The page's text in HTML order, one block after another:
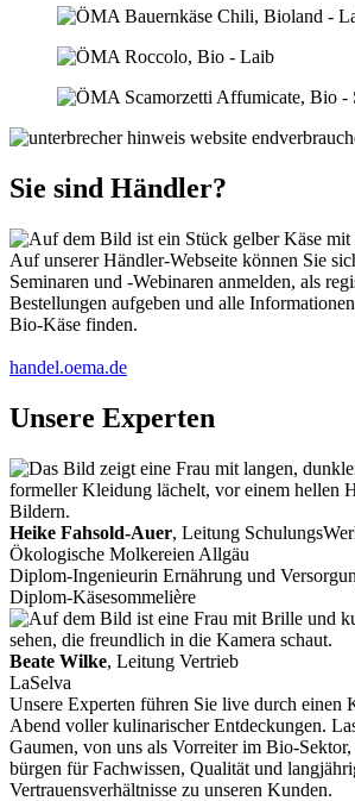
Sie sind Händler?
Auf unserer Händler-Webseite können Sie
Seminaren und -Webinaren anmelden, als
Bestellungen aufgeben und alle
Bio-Käse finden.
handel.oema.de
Unsere Experten
Heike Fahsold-Auer, Leitung
Ökologische Molkereien Allgäu
Diplom-Ingenieurin Ernährung und
Diplom-Käsesommelière
Beate Wilke, Leitung Vertrieb
LaSelva
Unsere Experten führen Sie live durch einen
Abend voller kulinarischer Entdeckungen.
Gaumen, von uns als Vorreiter im Bio-
bürgen für Fachwissen, Qualität und
Vertrauensverhältnisse zu unseren Kunden.